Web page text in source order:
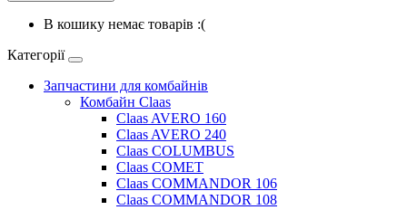
В кошику немає товарів :(
Категорії
Запчастини для комбайнів
Комбайн Claas
Claas AVERO 160
Claas AVERO 240
Claas COLUMBUS
Claas COMET
Claas COMMANDOR 106
Claas COMMANDOR 108